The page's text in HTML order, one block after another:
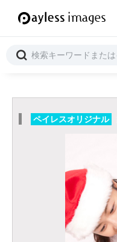
ペイレスオリジナル